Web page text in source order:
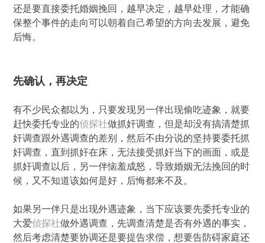
还是要直接委托婚姻挽回，越早决定，越早处理，才能确
保整个事件的走向可以朝着自己希望的方向去发展，避免
后悔。
先确认，再决定
有不少民众都以为，只要发现另一伴出现偷吃迹象，就要
赶快委托专业的侦探社做抓奸调查，但是却没有搞清楚抓
奸调查跟外遇调查的差别，然后不由分说的坚持要委托抓
奸调查，直到抓奸在床，无法接受抓奸当下的画面，或是
抓奸调查以后，另一伴恼羞成怒，导致婚姻无法挽回的时
候，又不知道该如何是好，后悔都来不及。
如果另一伴只是出现外遇迹象，当下应该要先委托专业的
大爱侦探社做外遇调查，先调查清楚是否有外遇的事实，
然后考虑清楚要协调还是要提告求偿，想要告防碍家庭还